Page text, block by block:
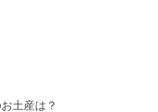
土産は？